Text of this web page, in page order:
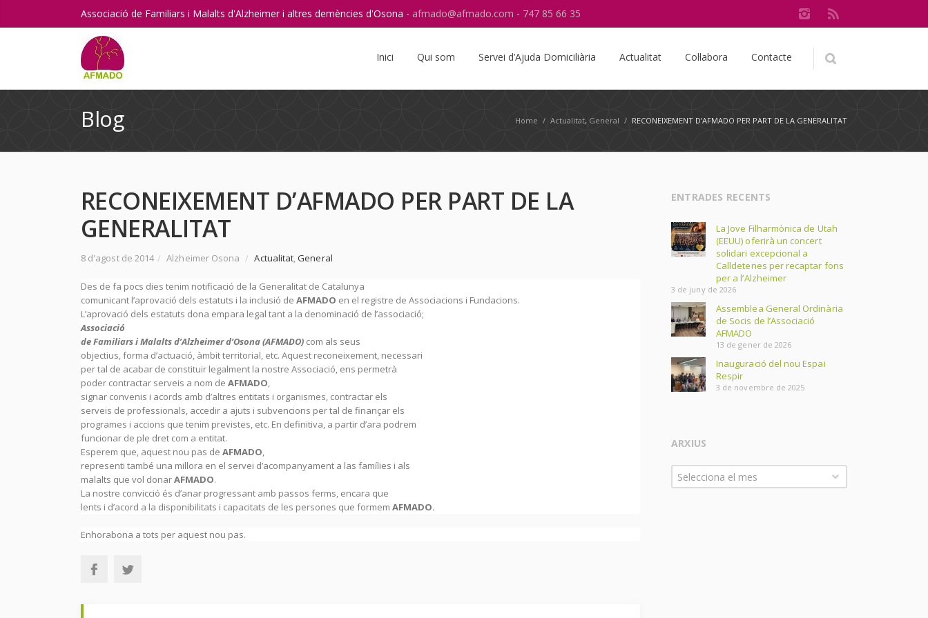
Associació de Familiars i Malalts d'Alzheimer i altres demències d'Osona - afmado@afmado.com - 747 85 66 35
Instagram
RSS
Inici Qui som Servei d’Ajuda Domiciliària Actualitat Col·labora Contacte
Home / Actualitat, General / RECONEIXEMENT D’AFMADO PER PART DE LA GENERALITAT
Blog
RECONEIXEMENT D’AFMADO PER PART DE LA
GENERALITAT
8 d'agost de 2014 / Alzheimer Osona / Actualitat,General
Des de fa pocs dies tenim notificació de la Generalitat de Catalunya
comunicant l’aprovació dels estatuts i la inclusió de AFMADO en el registre de Associacions i Fundacions.
L’aprovació dels estatuts dona empara legal tant a la denominació de l’associació;
Associació
de Familiars i Malalts d’Alzheimer d’Osona (AFMADO) com als seus
objectius, forma d’actuació, àmbit territorial, etc. Aquest reconeixement, necessari
per tal de acabar de constituir legalment la nostre Associació, ens permetrà
poder contractar serveis a nom de AFMADO,
signar convenis i acords amb d’altres entitats i organismes, contractar els
serveis de professionals, accedir a ajuts i subvencions per tal de finançar els
programes i accions que tenim previstes, etc. En definitiva, a partir d’ara podrem
funcionar de ple dret com a entitat.
Esperem que, aquest nou pas de AFMADO,
representi també una millora en el servei d’acompanyament a las famílies i als
malalts que vol donarAFMADO.
La nostre convicció és d’anar progressant amb passos ferms, encara que
lents i d’acord a la disponibilitats i capacitats de les persones que formem AFMADO.
Enhorabona a tots per aquest nou pas.
ENTRADES RECENTS
La Jove Filharmònica de Utah
(EEUU) oferirà un concert
solidari excepcional a
Calldetenes per recaptar fons
per a l’Alzheimer
3 de juny de 2026
Assemblea General Ordinària
de Socis de l’Associació
AFMADO
13 de gener de 2026
Inauguració del nou Espai
Respir
3 de novembre de 2025
ARXIUS
Arxius
Selecciona el mes